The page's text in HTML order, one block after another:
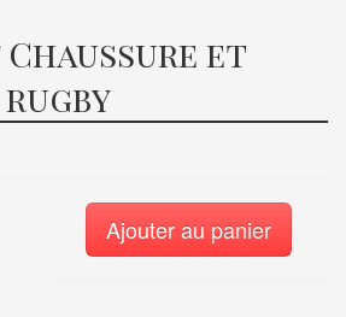
et
Ajouter au panier